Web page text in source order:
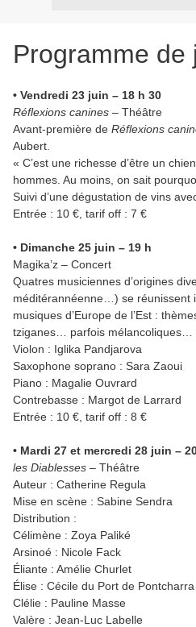
Programme de
• Vendredi 23 juin – 18 h 30
Réflexions canines – Théâtre
Avant-première de Réflexions
Aubert.
« C’est une richesse d’être un
hommes. Au moins, on sait
Suivi d’une dégustation de vins
Entrée : 10 €, tarif off : 7 €
• Dimanche 25 juin – 19 h
Magika’z – Concert
Quatres musiciennes d’origines
méditérannéenne…) se réunissent
musiques d’Europe de l’Est :
tziganes… parfois
Violon : Iglika Pandjarova
Saxophone soprano : Sara Zaoui
Piano : Magalie Ouvrard
Contrebasse : Margot de Larrard
Entrée : 10 €, tarif off : 8 €
• Mardi 27 et mercredi 28 juin –
les Diablesses – Théâtre
Auteur : Catherine Regula
Mise en scène : Sabine Sendra
Distribution :
Célimène : Zoya Paliké
Arsinoé : Nicole Fack
Éliante : Amélie Churlet
Élise : Cécile du Port de Pontcharra
Clélie : Pauline Masse
Valère : Jean-Luc Labelle